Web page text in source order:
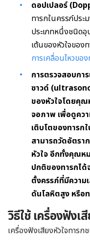
ดอปเปลอร์
ทารกในครรภ์ประ
ประเภทหนึ่งชนิด
เต้นของหัวใจของ
การเคลื่อนไหวขอ
การตรวจสอบกา
ซาวด์
ของหัวใจโดยคุ
จอภาพ เพื่อดูคว
เติบโตของทารก
สามารถวัดอัตรา
หัวใจ อีกทั้งคุณห
ปกติของทารกได้
ตั้งครรภ์ที่มีความ
ดันโลหิตสูง หรือ
วิธีใช้ เครื่องฟังเ
เครื่องฟังเสียงหัวใจทาร